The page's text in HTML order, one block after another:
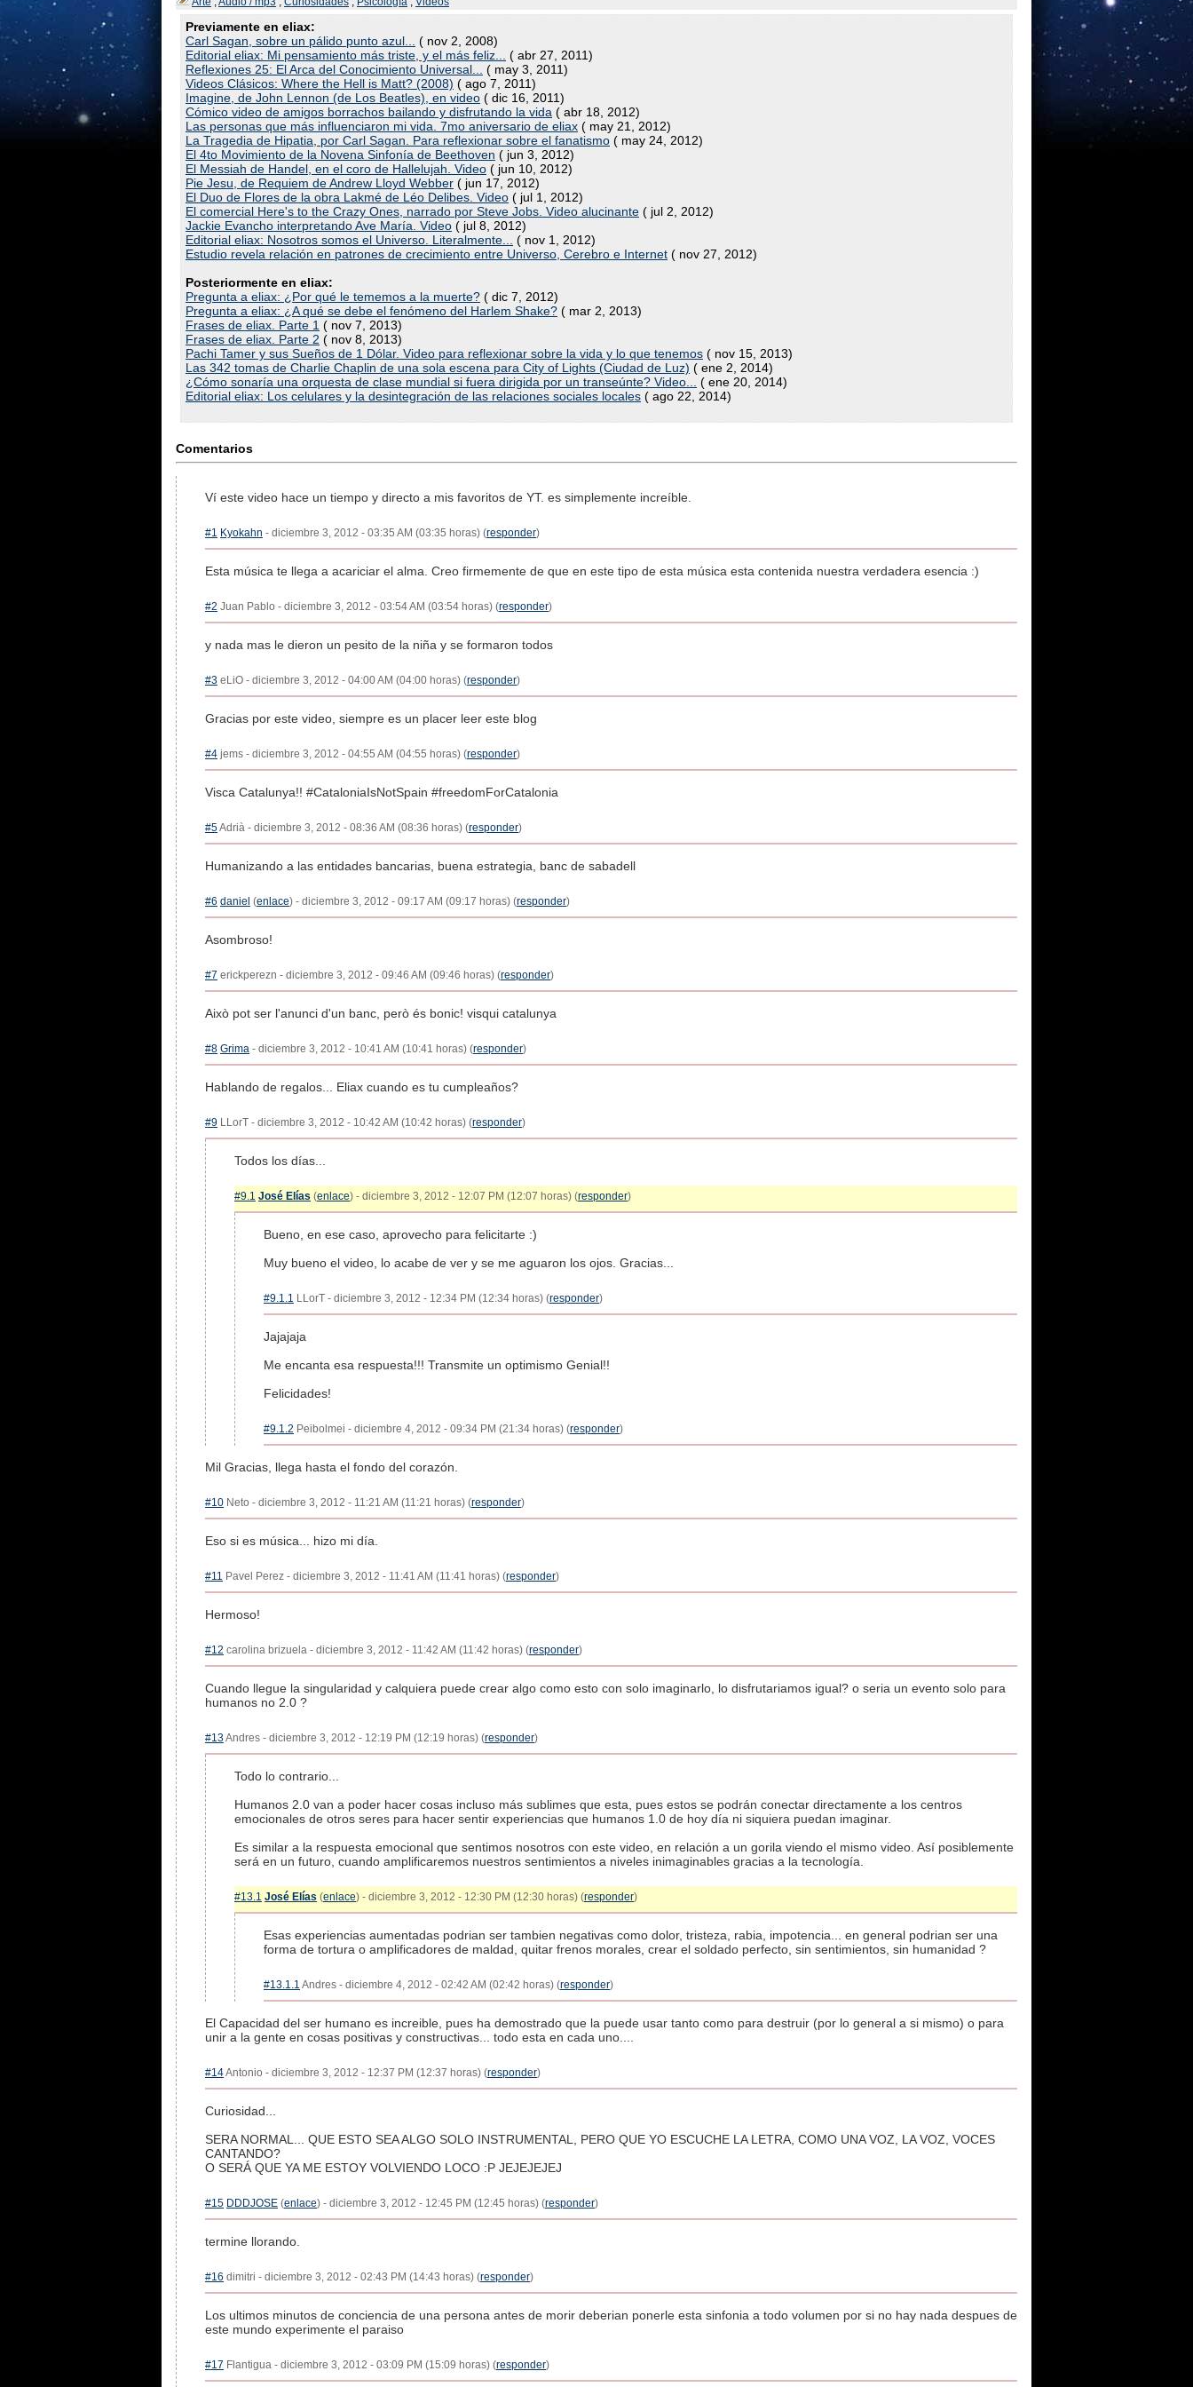
Previamente en eliax:
Carl Sagan, sobre un pálido punto azul...
( nov 2, 2008)
Editorial eliax: Mi pensamiento más triste, y el más feliz...
( abr 27, 2011)
Reflexiones 25: El Arca del Conocimiento Universal...
( may 3, 2011)
Videos Clásicos: Where the Hell is Matt? (2008) ( ago 7, 2011)
Imagine, de John Lennon (de Los Beatles), en video ( dic 16, 2011)
Cómico video de amigos borrachos bailando y disfrutando la vida ( abr 18, 2012)
Las personas que más influenciaron mi vida. 7mo aniversario de eliax ( may 21, 2012)
La Tragedia de Hipatia, por Carl Sagan. Para reflexionar sobre el fanatismo ( may 24, 2012)
El 4to Movimiento de la Novena Sinfonía de Beethoven ( jun 3, 2012)
El Messiah de Handel, en el coro de Hallelujah. Video ( jun 10, 2012)
Pie Jesu, de Requiem de Andrew Lloyd Webber ( jun 17, 2012)
El Duo de Flores de la obra Lakmé de Léo Delibes. Video ( jul 1, 2012)
El comercial Here's to the Crazy Ones, narrado por Steve Jobs. Video alucinante ( jul 2, 2012)
Jackie Evancho interpretando Ave María. Video ( jul 8, 2012)
Editorial eliax: Nosotros somos el Universo. Literalmente...
( nov 1, 2012)
Estudio revela relación en patrones de crecimiento entre Universo, Cerebro e Internet ( nov 27, 2012)
Posteriormente en eliax:
Pregunta a eliax: ¿Por qué le tememos a la muerte? ( dic 7, 2012)
Pregunta a eliax: ¿A qué se debe el fenómeno del Harlem Shake? ( mar 2, 2013)
Frases de eliax. Parte 1 ( nov 7, 2013)
Frases de eliax. Parte 2 ( nov 8, 2013)
Pachi Tamer y sus Sueños de 1 Dólar. Video para reflexionar sobre la vida y lo que tenemos ( nov 15, 2013)
Las 342 tomas de Charlie Chaplin de una sola escena para City of Lights (Ciudad de Luz) ( ene 2, 2014)
¿Cómo sonaría una orquesta de clase mundial si fuera dirigida por un transeúnte? Video...
( ene 20, 2014)
Editorial eliax: Los celulares y la desintegración de las relaciones sociales locales ( ago 22, 2014)
Comentarios
Ví este video hace un tiempo y directo a mis favoritos de YT. es simplemente increíble.
#1 Kyokahn - diciembre 3, 2012 - 03:35 AM (03:35 horas) (responder)
Esta música te llega a acariciar el alma. Creo firmemente de que en este tipo de esta música esta contenida nuestra verdadera esencia :)
#2 Juan Pablo - diciembre 3, 2012 - 03:54 AM (03:54 horas) (responder)
y nada mas le dieron un pesito de la niña y se formaron todos
#3 eLiO - diciembre 3, 2012 - 04:00 AM (04:00 horas) (responder)
Gracias por este video, siempre es un placer leer este blog
#4 jems - diciembre 3, 2012 - 04:55 AM (04:55 horas) (responder)
Visca Catalunya!! #CataloniaIsNotSpain #freedomForCatalonia
#5Adrià - diciembre 3, 2012 - 08:36 AM (08:36 horas) (responder)
Humanizando a las entidades bancarias, buena estrategia, banc de sabadell
#6 daniel (enlace) - diciembre 3, 2012 - 09:17 AM (09:17 horas) (responder)
Asombroso!
#7 erickperezn - diciembre 3, 2012 - 09:46 AM (09:46 horas) (responder)
Això pot ser l'anunci d'un banc, però és bonic! visqui catalunya
#8 Grima - diciembre 3, 2012 - 10:41 AM (10:41 horas) (responder)
Hablando de regalos... Eliax cuando es tu cumpleaños?
#9 LLorT - diciembre 3, 2012 - 10:42 AM (10:42 horas) (responder)
Todos los días...
#9.1 José Elías (enlace) - diciembre 3, 2012 - 12:07 PM (12:07 horas) (responder)
Bueno, en ese caso, aprovecho para felicitarte :)
Muy bueno el video, lo acabe de ver y se me aguaron los ojos. Gracias...
#9.1.1 LLorT - diciembre 3, 2012 - 12:34 PM (12:34 horas) (responder)
Jajajaja
Me encanta esa respuesta!!! Transmite un optimismo Genial!!
Felicidades!
#9.1.2 Peibolmei - diciembre 4, 2012 - 09:34 PM (21:34 horas) (responder)
Mil Gracias, llega hasta el fondo del corazón.
#10 Neto - diciembre 3, 2012 - 11:21 AM (11:21 horas) (responder)
Eso si es música... hizo mi día.
#11 Pavel Perez - diciembre 3, 2012 - 11:41 AM (11:41 horas) (responder)
Hermoso!
#12 carolina brizuela - diciembre 3, 2012 - 11:42 AM (11:42 horas) (responder)
Cuando llegue la singularidad y calquiera puede crear algo como esto con solo imaginarlo, lo disfrutariamos igual? o seria un evento solo para
humanos no 2.0 ?
#13Andres - diciembre 3, 2012 - 12:19 PM (12:19 horas) (responder)
Todo lo contrario...
Humanos 2.0 van a poder hacer cosas incluso más sublimes que esta, pues estos se podrán conectar directamente a los centros
emocionales de otros seres para hacer sentir experiencias que humanos 1.0 de hoy día ni siquiera puedan imaginar.
Es similar a la respuesta emocional que sentimos nosotros con este video, en relación a un gorila viendo el mismo video. Así posiblemente
será en un futuro, cuando amplificaremos nuestros sentimientos a niveles inimaginables gracias a la tecnología.
#13.1 José Elías (enlace) - diciembre 3, 2012 - 12:30 PM (12:30 horas) (responder)
Esas experiencias aumentadas podrian ser tambien negativas como dolor, tristeza, rabia, impotencia... en general podrian ser una
forma de tortura o amplificadores de maldad, quitar frenos morales, crear el soldado perfecto, sin sentimientos, sin humanidad ?
#13.1.1 Andres - diciembre 4, 2012 - 02:42 AM (02:42 horas) (responder)
El Capacidad del ser humano es increible, pues ha demostrado que la puede usar tanto como para destruir (por lo general a si mismo) o para
unir a la gente en cosas positivas y constructivas... todo esta en cada uno....
#14Antonio - diciembre 3, 2012 - 12:37 PM (12:37 horas) (responder)
Curiosidad...
SERA NORMAL... QUE ESTO SEA ALGO SOLO INSTRUMENTAL, PERO QUE YO ESCUCHE LA LETRA, COMO UNA VOZ, LA VOZ, VOCES
CANTANDO?
O SERÁ QUE YA ME ESTOY VOLVIENDO LOCO :P JEJEJEJEJ
#15 DDDJOSE (enlace) - diciembre 3, 2012 - 12:45 PM (12:45 horas) (responder)
termine llorando.
#16 dimitri - diciembre 3, 2012 - 02:43 PM (14:43 horas) (responder)
Los ultimos minutos de conciencia de una persona antes de morir deberian ponerle esta sinfonia a todo volumen por si no hay nada despues de
este mundo experimente el paraiso
#17 Flantigua - diciembre 3, 2012 - 03:09 PM (15:09 horas) (responder)